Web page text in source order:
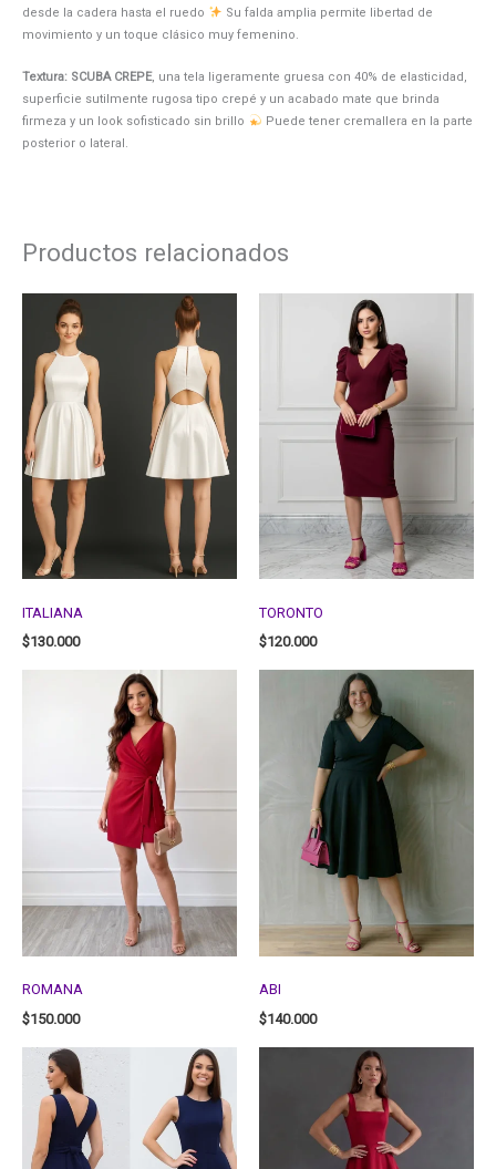
desde la cadera hasta el ruedo
Su falda amplia permite libertad de
movimiento y un toque clásico muy femenino.
Textura: SCUBA CREPE, una tela ligeramente gruesa con 40% de elasticidad,
superficie sutilmente rugosa tipo crepé y un acabado mate que brinda
firmeza y un look sofisticado sin brillo
Puede tener cremallera en la parte
posterior o lateral.
Productos relacionados
ITALIANA
$130.000
TORONTO
$120.000
ROMANA
$150.000
ABI
$140.000